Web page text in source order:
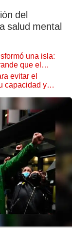
del
salud mental
una isla:
que el
evitar el
capacidad y